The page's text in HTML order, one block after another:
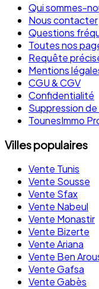
Qui sommes-
Nous contacter
Questions
Toutes nos
Requête
Mentions
CGU & CGV
Confidentialité
Suppression
TounesImmo
Villes populaires
Vente Tunis
Vente Sousse
Vente Sfax
Vente Nabeul
Vente Monastir
Vente Bizerte
Vente Ariana
Vente Ben
Vente Gafsa
Vente Gabès